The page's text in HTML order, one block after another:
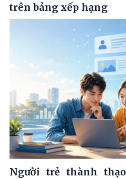
trên bảng xếp hạng
Người trẻ thành